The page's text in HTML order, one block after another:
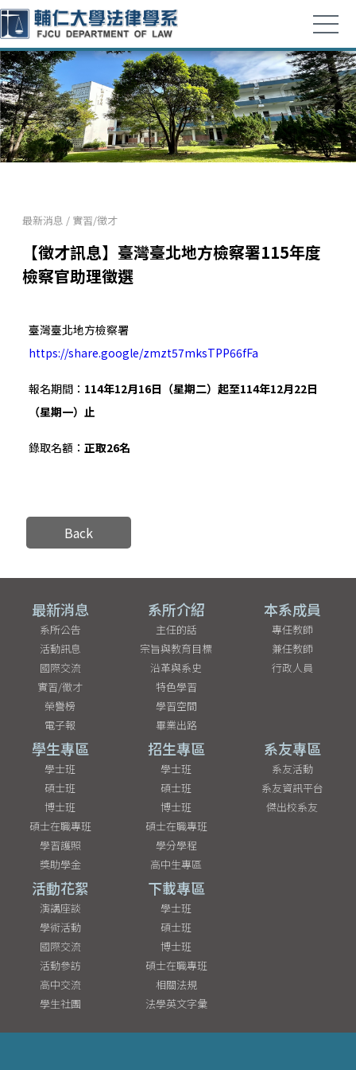
最新消息 / 實習/徵才
【徵才訊息】臺灣臺北地方檢察署115年度
檢察官助理徵選
臺灣臺北地方檢察署
https://share.google/zmzt57mksTPP66fFa
報名期間： 114年12月16日（星期二）起至114年12月22日
（星期一）止
錄取名額：正取26名
Back
最新消息
系所公告
活動訊息
國際交流
實習/徵才
榮譽榜
電子報
系所介紹
主任的話
宗旨與教育目標
沿革與系史
特色學習
學習空間
畢業出路
本系成員
專任教師
兼任教師
行政人員
學生專區
學士班
碩士班
博士班
碩士在職專班
學習護照
獎助學金
招生專區
學士班
碩士班
博士班
碩士在職專班
學分學程
高中生專區
系友專區
系友活動
系友資訊平台
傑出校系友
活動花絮
演講座談
學術活動
國際交流
活動參訪
高中交流
學生社團
下載專區
學士班
碩士班
博士班
碩士在職專班
相關法規
法學英文字彙